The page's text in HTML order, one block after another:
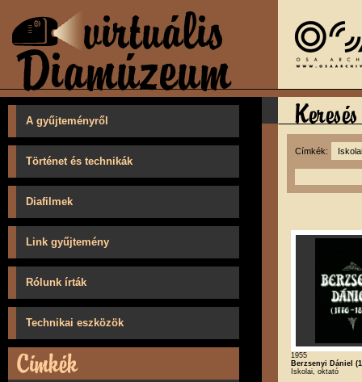
A gyűjteményről
Történet és technikák
Diafilmek
Link gyűjtemény
Rólunk írták
Technikai eszközök
Címkék:
1955
Berzsenyi Dániel
Iskolai, oktató